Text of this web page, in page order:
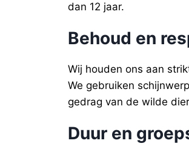
dan 12 jaar.
Behoud en
Wij houden ons aan
We gebruiken
gedrag van de wilde
Duur en